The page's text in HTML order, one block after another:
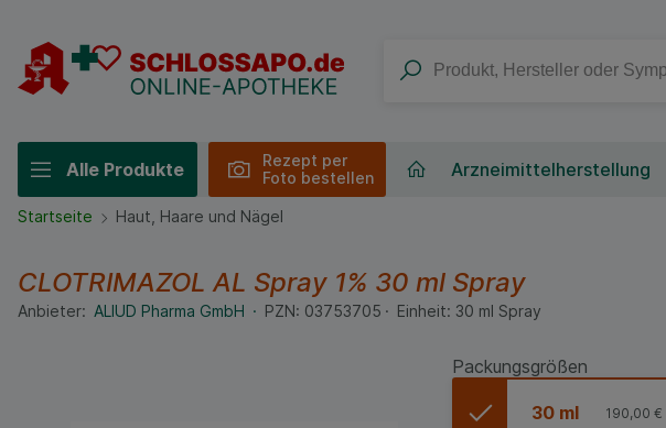
Alle Produkte
Rezept per
Foto bestellen
Arzneimittelherstellung
Startseite Haut, Haare und Nägel
CLOTRIMAZOL AL Spray 1% 30 ml Spray
Anbieter: ALIUD Pharma GmbH PZN: 03753705 Einheit: 30 ml Spray
Packungsgrößen
30 ml 190,00 €